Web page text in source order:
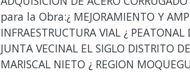
para la Obra:¿ MEJORAMIENTO Y
INFRAESTRUCTURA VIAL ¿ PEATONAL
JUNTA VECINAL EL SIGLO DISTRITO
MARISCAL NIETO ¿ REGION